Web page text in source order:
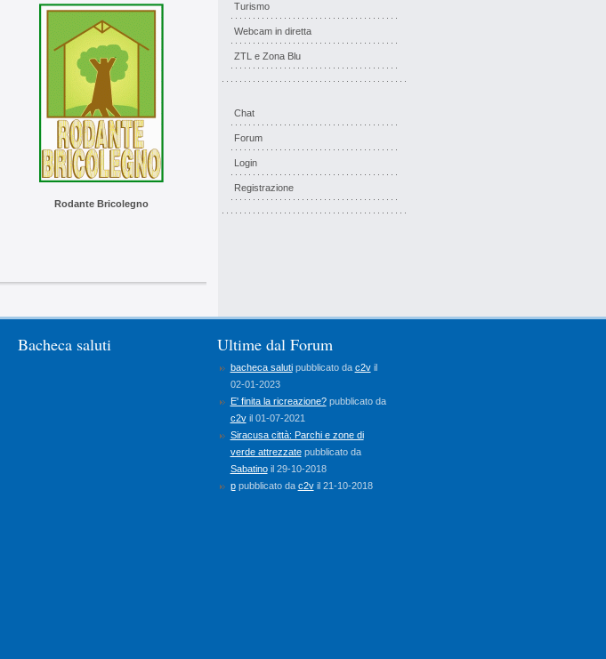
Rodante Bricolegno
Turismo
Webcam in diretta
ZTL e Zona Blu
Chat
Forum
Login
Registrazione
Bacheca saluti Ultime dal Forum
E' finita la ricreazione?pubblicato da
Siracusa città: Parchi e zone di
verde attrezzatepubblicato da
Sabatinoil 29-10-2018
ppubblicato dac2vil 21-10-2018